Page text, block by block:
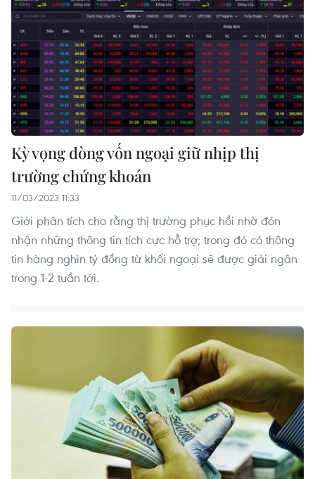
Kỳ vọng dòng vốn ngoại giữ nhịp thị
trường chứng khoán
11/03/2023 11:33
Giới phân tích cho rằng thị trường phục hồi nhờ đón
nhận những thông tin tích cực hỗ trợ; trong đó có thông
tin hàng nghìn tỷ đồng từ khối ngoại sẽ được giải ngân
trong 1-2 tuần tới.